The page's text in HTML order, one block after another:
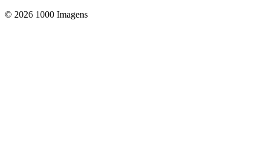
© 2026 1000 Imagens